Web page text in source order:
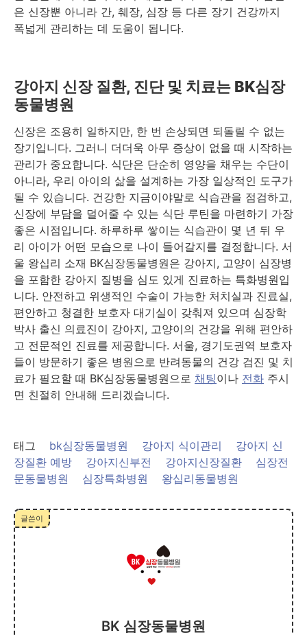
은 신장뿐 아니라 간, 췌장, 심장 등 다른 장기 건강까지
폭넓게 관리하는 데 도움이 됩니다.
강아지 신장 질환, 진단 및 치료는 BK심장
동물병원
신장은 조용히 일하지만, 한 번 손상되면 되돌릴 수 없는
장기입니다. 그러니 더더욱 아무 증상이 없을 때 시작하는
관리가 중요합니다. 식단은 단순히 영양을 채우는 수단이
아니라, 우리 아이의 삶을 설계하는 가장 일상적인 도구가
될 수 있습니다. 건강한 지금이야말로 식습관을 점검하고,
신장에 부담을 덜어줄 수 있는 식단 루틴을 마련하기 가장
좋은 시점입니다. 하루하루 쌓이는 식습관이 몇 년 뒤 우
리 아이가 어떤 모습으로 나이 들어갈지를 결정합니다. 서
울 왕십리 소재 BK심장동물병원은 강아지, 고양이 심장병
을 포함한 강아지 질병을 심도 있게 진료하는 특화병원입
니다. 안전하고 위생적인 수술이 가능한 처치실과 진료실,
편안하고 청결한 보호자 대기실이 갖춰져 있으며 심장학
박사 출신 의료진이 강아지, 고양이의 건강을 위해 편안하
고 전문적인 진료를 제공합니다. 서울, 경기도권역 보호자
들이 방문하기 좋은 병원으로 반려동물의 건강 검진 및 치
료가 필요할 때 BK심장동물병원으로 채팅이나 전화 주시
면 친절히 안내해 드리겠습니다.
태그 bk심장동물병원 강아지 식이관리
강아지 신
장질환 예방
강아지신부전 강아지신장질환
심장전
문동물병원
심장특화병원 왕십리동물병원
글쓴이
BK 심장동물병원